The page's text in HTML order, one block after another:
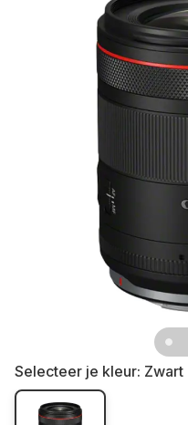
Selecteer je kleur: Zwart